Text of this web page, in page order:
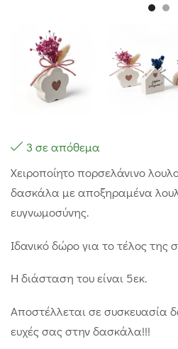
3 σε απόθεμα
Χειροποίητο πορσελάνινο
δασκάλα με αποξηραμένα
ευγνωμοσύνης.
Ιδανικό δώρο για το τέλος της
Η διάσταση του είναι 5εκ.
Αποστέλλεται σε συσκευασία
ευχές σας στην δασκάλα!!!